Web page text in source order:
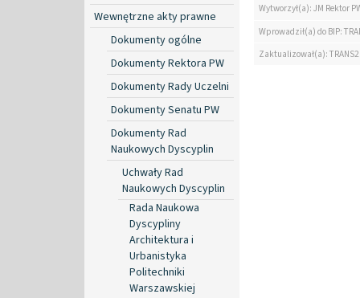
Wewnętrzne akty prawne
Dokumenty ogólne
Dokumenty Rektora PW
Dokumenty Rady Uczelni
Dokumenty Senatu PW
Dokumenty Rad
Naukowych Dyscyplin
Uchwały Rad
Naukowych Dyscyplin
Rada Naukowa
Dyscypliny
Architektura i
Urbanistyka
Politechniki
Warszawskiej
Wytworzył(a): JM Rektor
Wprowadził(a) do BIP:
Zaktualizował(a):